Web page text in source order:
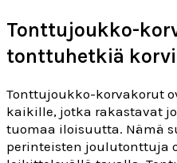
Tonttujoukko-
tonttuhetkiä
Tonttujoukko-korvakorut
kaikille, jotka rakastavat
tuomaa iloisuutta. Nämä
perinteisten joulutonttuja